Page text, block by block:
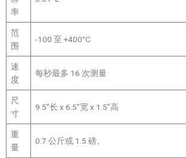
率
范
围
-100 至 +400°C
速
度
每秒最多 16 次测量
尺
寸
9.5”长 x 6.5”宽 x 1.5”高
重
量
0.7 公斤或 1.5 磅。